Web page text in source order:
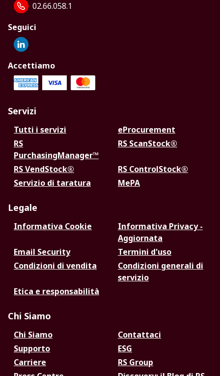
02.66.058.1
Seguici
Accettiamo
Servizi
Tutti i servizi
eProcurement
RS
PurchasingManager™
RS ScanStock®
RS VendStock®
RS ControlStock®
Servizio di taratura
MePA
Legale
Informativa Cookie
Informativa Privacy -
Aggiornata
Email Security
Termini d'uso
Condizioni di vendita
Condizioni generali di
servizio
Etica e responsabilità
Chi Siamo
Chi Siamo
Contattaci
Supporto
ESG
Carriere
RS Group